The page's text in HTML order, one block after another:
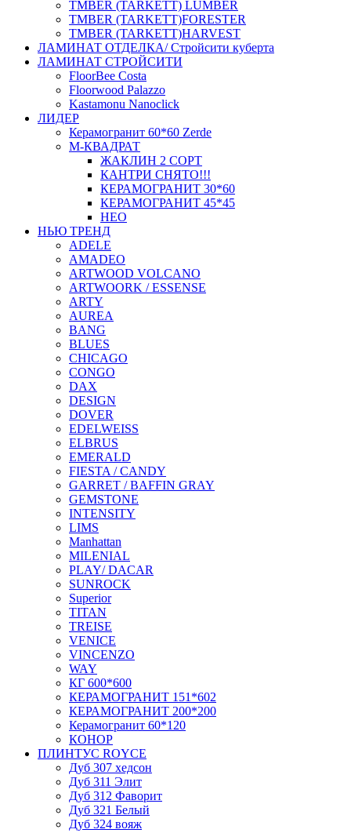
ТMBER (TARKETT) LUMBER
ТMBER (TARKETT)FORESTER
ТMBER (TARKETT)HARVEST
ЛАМИНАТ ОТДЕЛКА/ Стройсити куберта
ЛАМИНАТ СТРОЙСИТИ
FloorBee Costa
Floorwood Palazzo
Kastamonu Nanoclick
ЛИДЕР
Керамогранит 60*60 Zerde
М-КВАДРАТ
ЖАКЛИН 2 СОРТ
КАНТРИ СНЯТО!!!
КЕРАМОГРАНИТ 30*60
КЕРАМОГРАНИТ 45*45
НЕО
НЬЮ ТРЕНД
ADELE
AMADEO
ARTWOOD VOLCANO
ARTWOORK / ESSENSE
ARTY
AUREA
BANG
BLUES
CHICAGO
CONGO
DAX
DESIGN
DOVER
EDELWEISS
ELBRUS
EMERALD
FIESTA / CANDY
GARRET / BAFFIN GRAY
GEMSTONE
INTENSITY
LIMS
Manhattan
MILENIAL
PLAY/ DACAR
SUNROCK
Superior
TITAN
TREISE
VENICE
VINCENZO
WAY
КГ 600*600
КЕРАМОГРАНИТ 151*602
КЕРАМОГРАНИТ 200*200
Керамогранит 60*120
КОНОР
ПЛИНТУС ROYCE
Дуб 307 хедсон
Дуб 311 Элит
Дуб 312 Фаворит
Дуб 321 Белый
Дуб 324 вояж